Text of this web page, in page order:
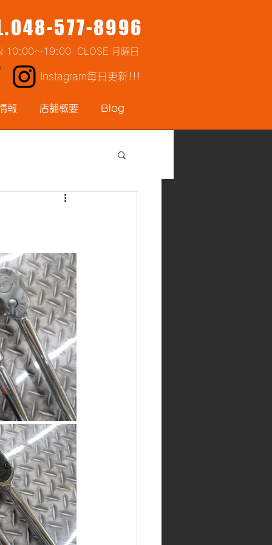
577-8996
10:00～19:00 CLOSE 月曜日
Instagram毎日更新!!!
報 店舗概要 Blog